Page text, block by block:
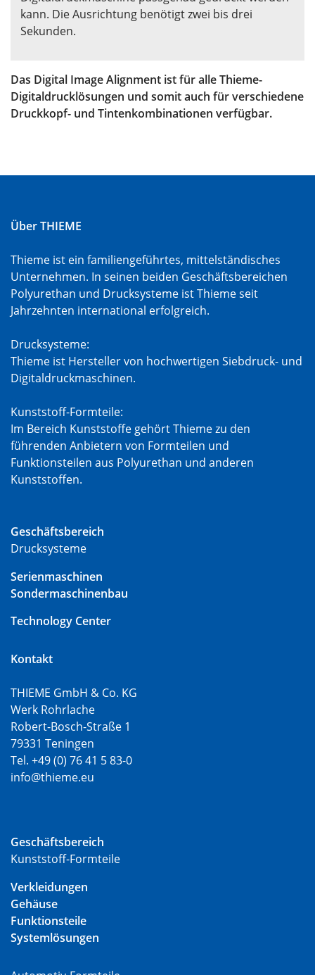
kann. Die Ausrichtung benötigt zwei bis drei
Sekunden.
Das Digital Image Alignment ist für alle Thieme-
Digitaldrucklösungen und somit auch für verschiedene
Druckkopf- und Tintenkombinationen verfügbar.
Über THIEME
Thieme ist ein familiengeführtes, mittelständisches
Unternehmen. In seinen beiden Geschäftsbereichen
Polyurethan und Drucksysteme ist Thieme seit
Jahrzehnten international erfolgreich.
Drucksysteme:
Thieme ist Hersteller von hochwertigen Siebdruck- und
Digitaldruckmaschinen.
Kunststoff-Formteile:
Im Bereich Kunststoffe gehört Thieme zu den
führenden Anbietern von Formteilen und
Funktionsteilen aus Polyurethan und anderen
Kunststoffen.
Geschäftsbereich
Drucksysteme
Serienmaschinen
Sondermaschinenbau
Technology Center
Kontakt
THIEME GmbH & Co. KG
Werk Rohrlache
Robert-Bosch-Straße 1
79331 Teningen
Tel. +49 (0) 76 41 5 83-0
info@thieme.eu
Geschäftsbereich
Kunststoff-Formteile
Verkleidungen
Gehäuse
Funktionsteile
Systemlösungen